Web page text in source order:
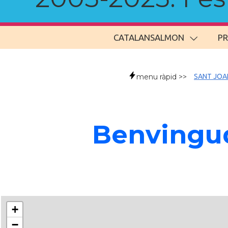
CATALANSALMON
menu ràpid >> SANT
+
−